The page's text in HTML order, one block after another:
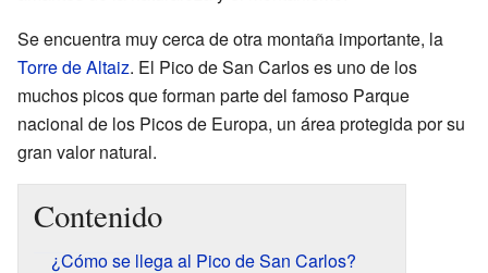
Se encuentra muy cerca de otra montaña importante, la
Torre de Altaiz. El Pico de San Carlos es uno de los
muchos picos que forman parte del famoso Parque
nacional de los Picos de Europa, un área protegida por su
gran valor natural.
Contenido
¿Cómo se llega al Pico de San Carlos?